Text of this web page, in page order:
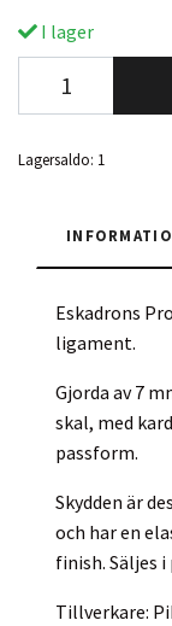
I lager
Lagersaldo: 1
Eskadrons
ligament.
Gjorda av 7
skal, med
passform.
Skydden är
och har en
finish. Säljes i
Tillverkare: